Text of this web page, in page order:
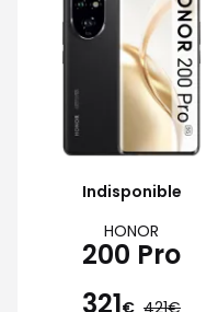
Indisponible
HONOR
200 Pro
321€ 421